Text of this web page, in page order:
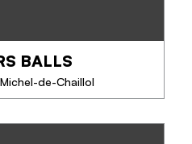
PLUS
BALLS
de-Chaillol